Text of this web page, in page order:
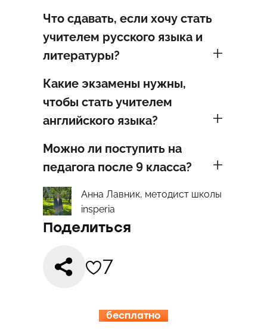
Что сдавать, если хочу стать
учителем русского языка и
литературы?
Какие экзамены нужны,
чтобы стать учителем
английского языка?
Можно ли поступить на
педагога после 9 класса?
Анна Лавник, методист школы
insperia
Поделиться
7
бесплатно